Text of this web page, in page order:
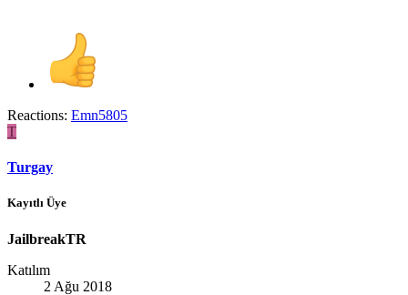
Reactions: Emn5805
T
Turgay
Kayıtlı Üye
JailbreakTR
Katılım
2 Ağu 2018